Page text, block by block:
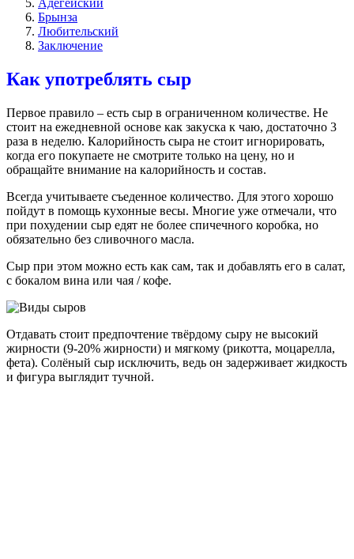
Брынза
Любительский
Заключение
Как употреблять сыр
Первое правило – есть сыр в ограниченном количестве. Не
стоит на ежедневной основе как закуска к чаю, достаточно 3
раза в неделю. Калорийность сыра не стоит игнорировать,
когда его покупаете не смотрите только на цену, но и
обращайте внимание на калорийность и состав.
Всегда учитываете съеденное количество. Для этого хорошо
пойдут в помощь кухонные весы. Многие уже отмечали, что
при похудении сыр едят не более спичечного коробка, но
обязательно без сливочного масла.
Сыр при этом можно есть как сам, так и добавлять его в салат,
с бокалом вина или чая / кофе.
Отдавать стоит предпочтение твёрдому сыру не высокий
жирности (9-20% жирности) и мягкому (рикотта, моцарелла,
фета). Солёный сыр исключить, ведь он задерживает жидкость
и фигура выглядит тучной.